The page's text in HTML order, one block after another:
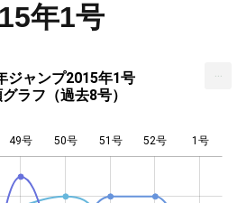
年1号
ジャンプ2015年1号
ラフ（過去8号）
49号 50号 51号 52号 1号